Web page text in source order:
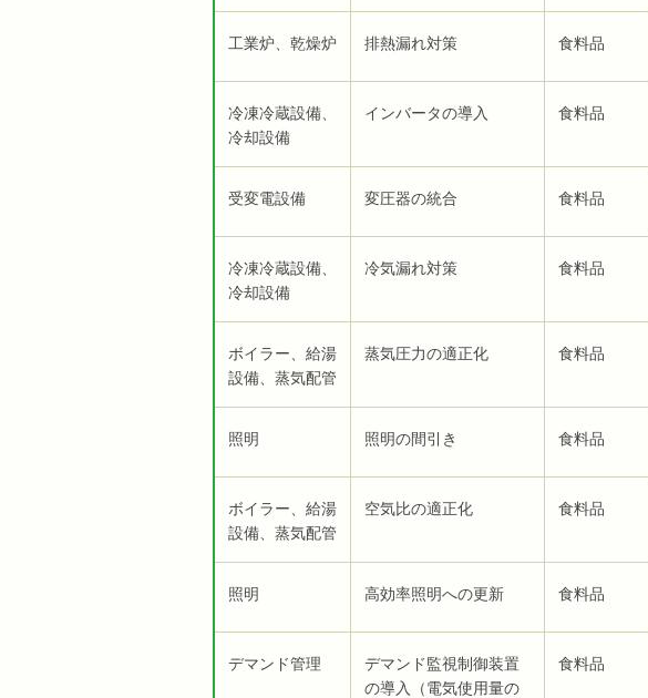
工業炉、乾燥炉 排熱漏れ対策 食料品
冷凍冷蔵設備、
冷却設備
インバータの導入 食料品
受変電設備 変圧器の統合 食料品
冷凍冷蔵設備、
冷却設備
冷気漏れ対策 食料品
ボイラー、給湯
設備、蒸気配管
蒸気圧力の適正化 食料品
照明 照明の間引き 食料品
ボイラー、給湯
設備、蒸気配管
空気比の適正化 食料品
照明 高効率照明への更新 食料品
デマンド管理
デマンド監視制御装置
の導入（電気使用量の
食料品